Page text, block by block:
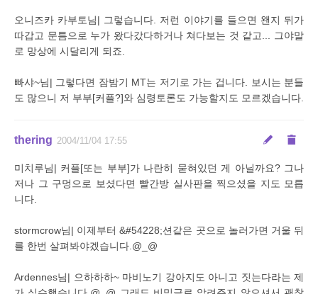
오니즈카 카부토님| 그렇습니다. 저런 이야기를 들으면 왠지 뒤가
따갑고 문틈으로 누가 왔다갔다하거나 쳐다보는 것 같고... 그야말
로 망상에 시달리게 되죠.
빠샤~님| 그렇다면 잠밤기 MT는 저기로 가는 겁니다. 보시는 분들
도 많으니 저 부부[커플?]와 심령토론도 가능할지도 모르겠습니다.
thering 2004/11/04 17:55
미치루님| 커플[또는 부부]가 나란히 묻혀있던 게 아닐까요? 그나
저나 그 구멍으로 보셨다면 빨간방 실사판을 찍으셨을 지도 모릅
니다.
stormcrow님| 이제부터 &#54228;션같은 곳으로 놀러가면 거울 뒤
를 한번 살펴봐야겠습니다.@_@
Ardennes님| 으하하하~ 마비노기 강아지도 아니고 짓는다라는 제